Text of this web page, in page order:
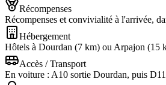
Récompenses
Récompenses et convivialité à l'arrivée,
Hébergement
Hôtels à Dourdan (7 km) ou Arpajon (15
Accès / Transport
En voiture : A10 sortie Dourdan, puis